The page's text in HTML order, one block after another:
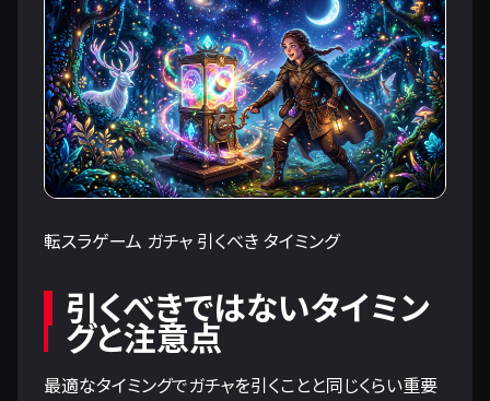
転スラゲーム ガチャ 引くべき タイミング
引くべきではないタイミン
グと注意点
最適なタイミングでガチャを引くことと同じくらい重要